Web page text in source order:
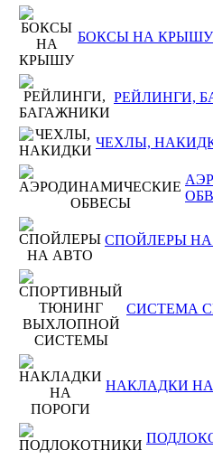
БОКСЫ НА КРЫШУ
РЕЙЛИНГИ,
ЧЕХЛЫ,
СПОЙЛЕРЫ
СИСТЕМА
НАКЛАДКИ